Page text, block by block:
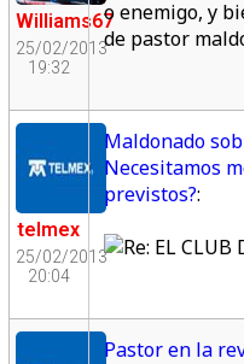
Williams67
25/02/2013
19:32
o enemigo, y
de pastor
telmex
25/02/2013
20:04
Maldonado
Necesitamos
previstos?:
Pastor en la